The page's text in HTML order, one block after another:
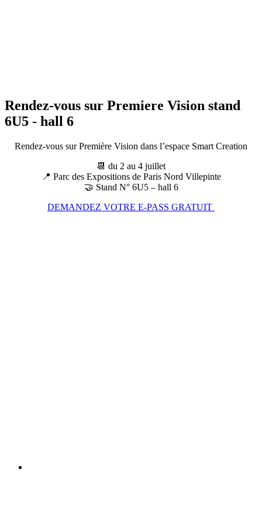
Rendez-vous sur Premiere Vision stand
6U5 - hall 6
Rendez-vous sur Première Vision dans l’espace Smart Creation
📆 du 2 au 4 juillet
📍 Parc des Expositions de Paris Nord Villepinte
🤝 Stand N° 6U5 – hall 6
DEMANDEZ VOTRE E-PASS GRATUIT